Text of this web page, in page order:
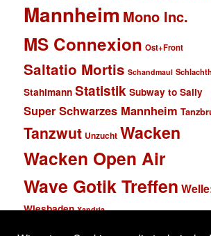
Mannheim Mono Inc.
MS Connexion Ost+Front
Saltatio Mortis Schandmaul
Stahlmann Statistik Subway to Sally
Super Schwarzes Mannheim
Tanzwut Unzucht Wacken
Wacken Open Air
Wave Gotik Treffen
Wiesbaden Xandria